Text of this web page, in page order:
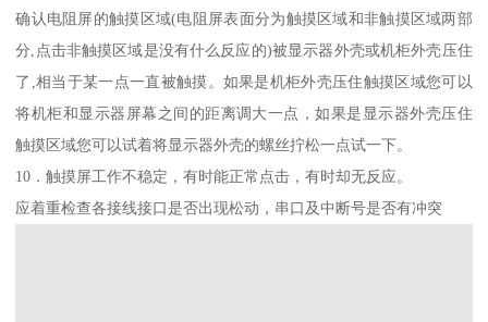
确认电阻屏的触摸区域(电阻屏表面分为触摸区域和非触摸区域两部
分,点击非触摸区域是没有什么反应的)被显示器外壳或机柜外壳压住
了,相当于某一点一直被触摸。如果是机柜外壳压住触摸区域您可以
将机柜和显示器屏幕之间的距离调大一点，如果是显示器外壳压住
触摸区域您可以试着将显示器外壳的螺丝拧松一点试一下。
10．触摸屏工作不稳定，有时能正常点击，有时却无反应。
应着重检查各接线接口是否出现松动，串口及中断号是否有冲突